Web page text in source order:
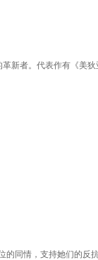
新者。代表作有《美狄
同情，支持她们的反